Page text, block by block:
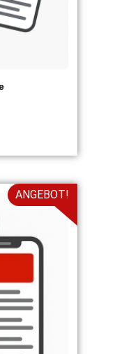
ANGEBOT!